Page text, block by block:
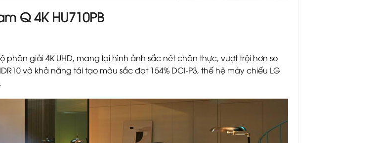
Q 4K HU710PB
phân giải 4K UHD, mang lại hình ảnh sắc nét chân thực, vượt trội hơn so
và khả năng tái tạo màu sắc đạt 154% DCI-P3, thế hệ máy chiếu LG